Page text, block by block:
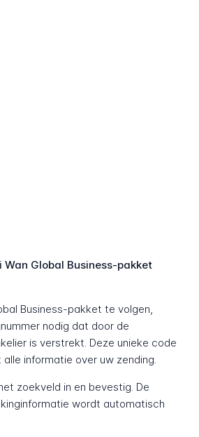
Wan Global Business-pakket
Business-pakket te volgen,
nodig dat door de
is verstrekt. Deze unieke code
informatie over uw zending.
zoekveld in en bevestig. De
wordt automatisch